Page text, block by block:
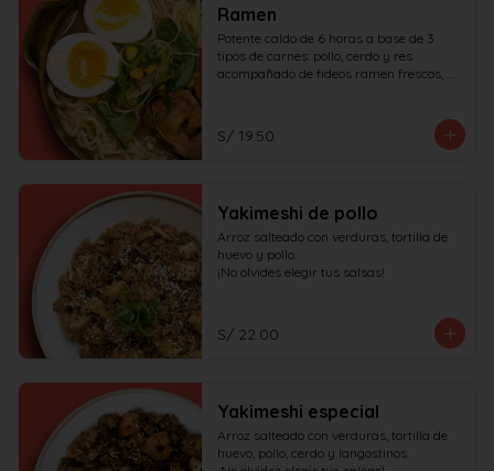
Ramen
Potente caldo de 6 horas a base de 3
tipos de carnes: pollo, cerdo y res
acompañado de fideos ramen frescos,
S/ 19.50
Yakimeshi de pollo
Arroz salteado con verduras, tortilla de
huevo y pollo.
¡No olvides elegir tus salsas!
S/ 22.00
Yakimeshi especial
Arroz salteado con verduras, tortilla de
huevo, pollo, cerdo y langostinos.